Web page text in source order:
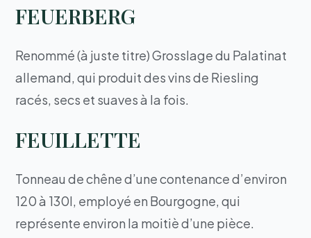
FEUERBERG
Renommé (à juste titre) Grosslage du Palatinat
allemand, qui produit des vins de Riesling
racés, secs et suaves à la fois.
FEUILLETTE
Tonneau de chêne d’une contenance d’environ
120 à 130l, employé en Bourgogne, qui
représente environ la moitiè d’une pièce.